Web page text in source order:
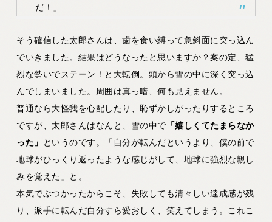
だ！」
そう確信した太郎さんは、歯を食い縛って急斜面に突っ込ん
でいきました。結果はどうなったと思いますか？案の定、猛
烈な勢いでステーン！と大転倒。頭から雪の中に深く突っ込
んでしまいました。周囲は真っ暗、何も見えません。
普通なら大怪我を心配したり、恥ずかしがったりするところ
ですが、太郎さんはなんと、雪の中で 「嬉しくてたまらなか
った」
というのです。「自分が転んだというより、僕の前で
地球がひっくり返ったような感じがして、地球に強烈な親し
みを覚えた」と。
本気でぶつかったからこそ、失敗しても清々しい達成感が残
り、派手に転んだ自分すら愛おしく、笑えてしまう。これこ